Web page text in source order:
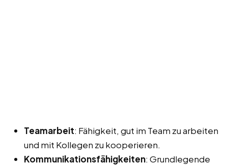
Teamarbeit: Fähigkeit, gut im Team zu arbeiten
und mit Kollegen zu kooperieren.
Kommunikationsfähigkeiten: Grundlegende